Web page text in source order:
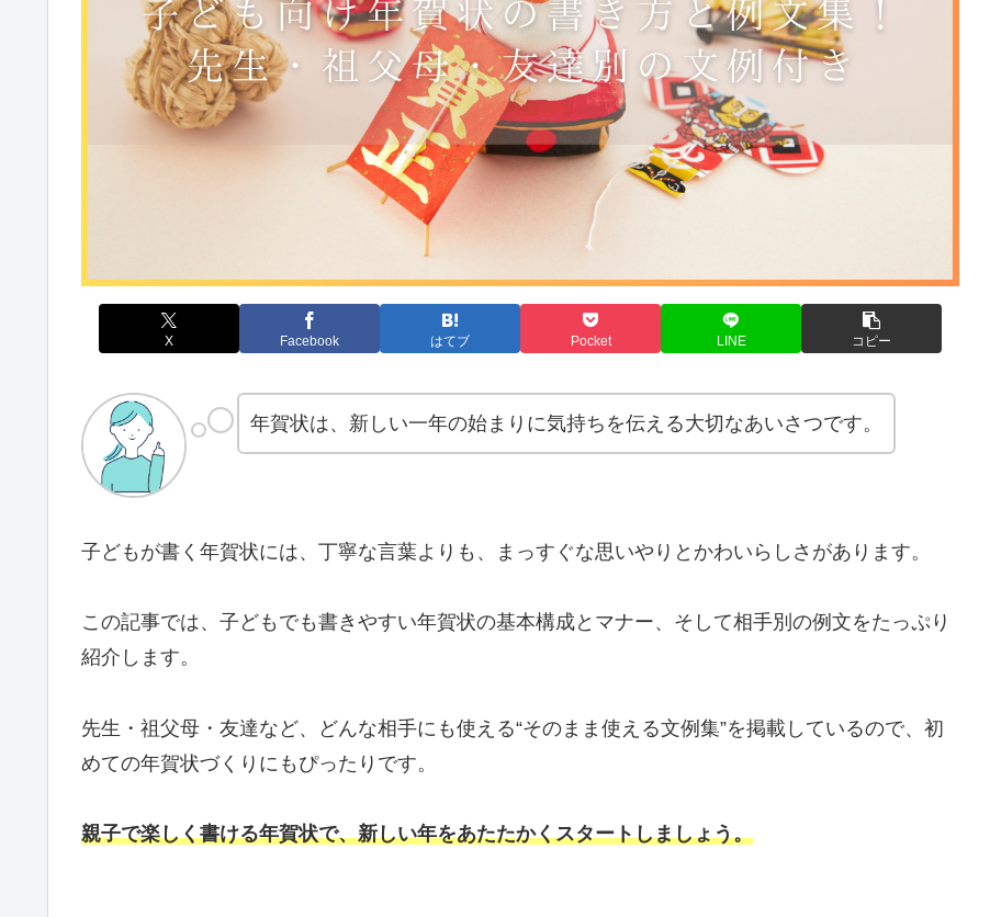
X Facebook はてブ Pocket LINE コピー
年賀状は、新しい一年の始まりに気持ちを伝える大切なあいさつです。
子どもが書く年賀状には、丁寧な言葉よりも、まっすぐな思いやりとかわいらしさがあります。
この記事では、子どもでも書きやすい年賀状の基本構成とマナー、そして相手別の例文をたっぷり
紹介します。
先生・祖父母・友達など、どんな相手にも使える“そのまま使える文例集”を掲載しているので、初
めての年賀状づくりにもぴったりです。
親子で楽しく書ける年賀状で、新しい年をあたたかくスタートしましょう。